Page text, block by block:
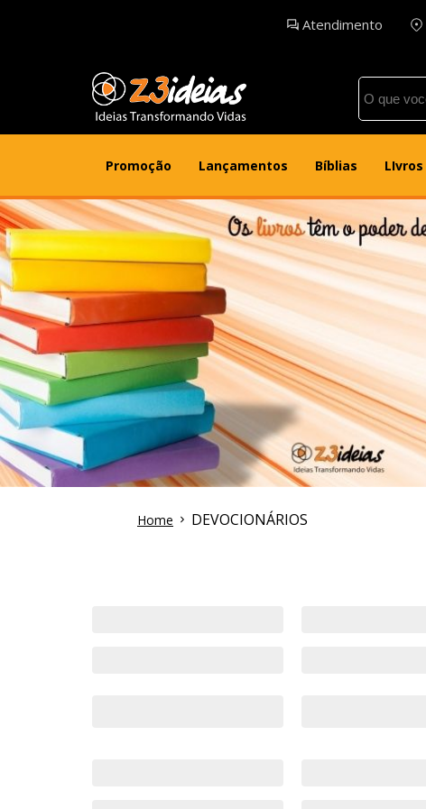
Atendimento
Promoção Lançamentos Bíblias LIvros
Home DEVOCIONÁRIOS